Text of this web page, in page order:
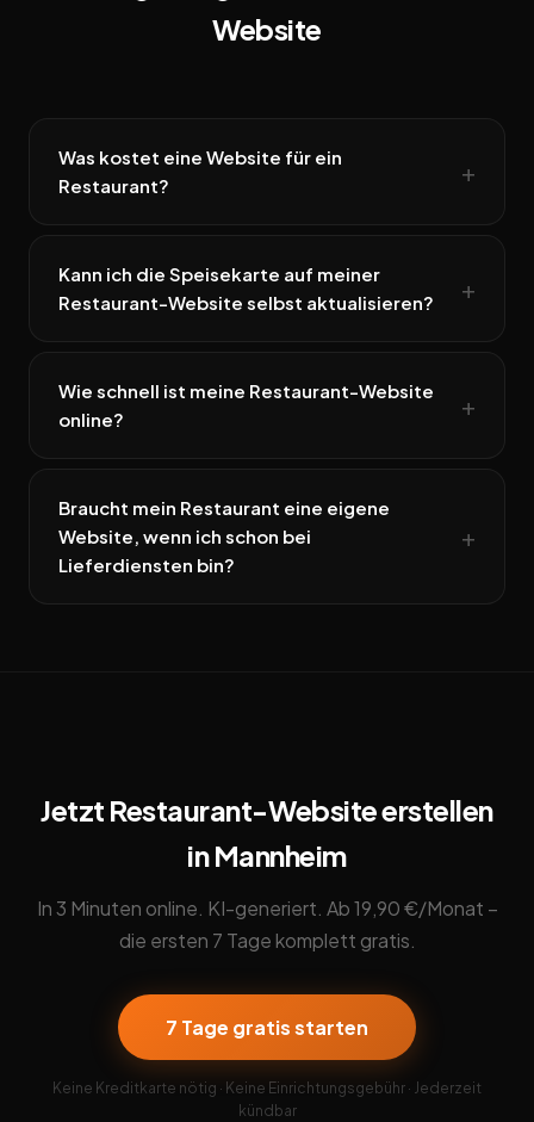
Website
Was kostet eine Website für ein
Restaurant?
Kann ich die Speisekarte auf meiner
Restaurant-Website selbst aktualisieren?
Wie schnell ist meine Restaurant-Website
online?
Braucht mein Restaurant eine eigene
Website, wenn ich schon bei
Lieferdiensten bin?
Jetzt Restaurant-Website erstellen
in Mannheim
In 3 Minuten online. KI-generiert. Ab 19,90 €/Monat –
die ersten 7 Tage komplett gratis.
7 Tage gratis starten
Keine Kreditkarte nötig · Keine Einrichtungsgebühr · Jederzeit
kündbar